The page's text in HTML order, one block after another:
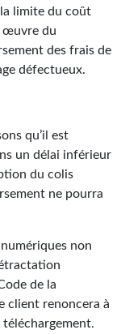
limite du coût
œuvre du
des frais de
défectueux.
qu’il est
un délai inférieur
du colis
ne pourra
non
de la
client renoncera à